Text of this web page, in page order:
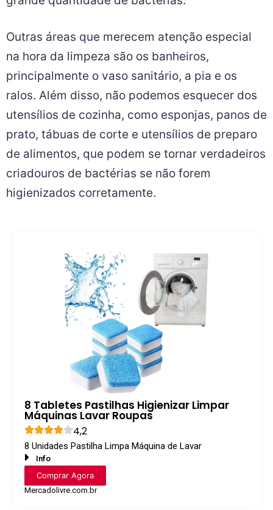
Outras áreas que merecem atenção especial
na hora da limpeza são os banheiros,
principalmente o vaso sanitário, a pia e os
ralos. Além disso, não podemos esquecer dos
utensílios de cozinha, como esponjas, panos de
prato, tábuas de corte e utensílios de preparo
de alimentos, que podem se tornar verdadeiros
criadouros de bactérias se não forem
higienizados corretamente.
8 Tabletes Pastilhas Higienizar Limpar
Máquinas Lavar Roupas
4,2
8 Unidades Pastilha Limpa Máquina de Lavar
Info
Comprar Agora
Mercadolivre.com.br